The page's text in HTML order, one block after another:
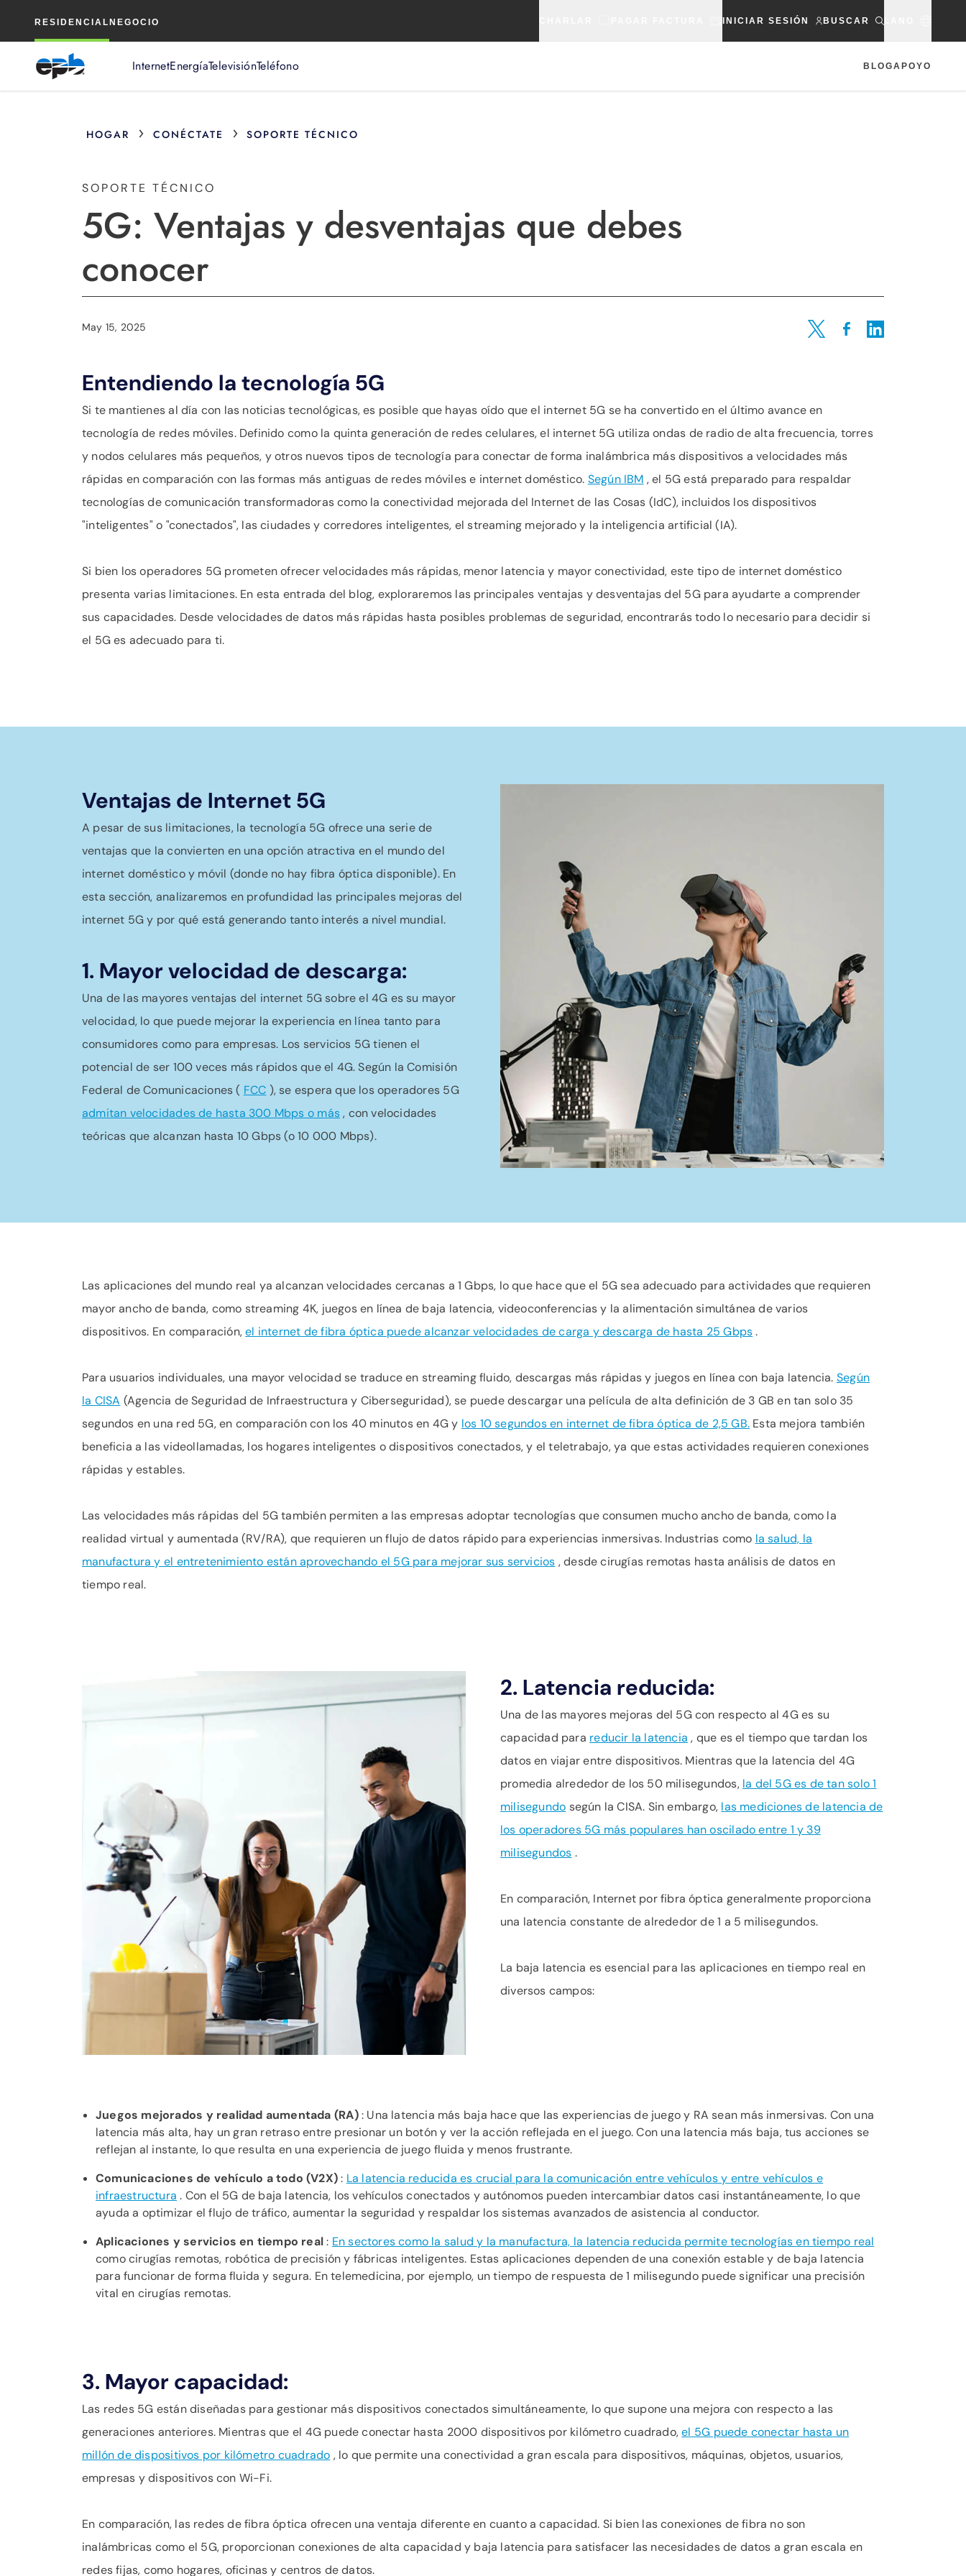
RESIDENCIAL NEGOCIO INICIAR SESIÓN BUSCAR
InternetEnergíaTelevisiónTeléfono BLOGAPOYO
principal
HOGAR › CONÉCTATE › SOPORTE TÉCNICO
SOPORTE TÉCNICO
5G: Ventajas y desventajas que debes
conocer
May 15, 2025 Share on Twitter
Share on Facebook
Share on LinkedIn
Entendiendo la tecnología 5G
Si te mantienes al día con las noticias tecnológicas, es posible que hayas oído que el internet 5G se ha convertido en el último avance en
tecnología de redes móviles. Definido como la quinta generación de redes celulares, el internet 5G utiliza ondas de radio de alta frecuencia, torres
y nodos celulares más pequeños, y otros nuevos tipos de tecnología para conectar de forma inalámbrica más dispositivos a velocidades más
rápidas en comparación con las formas más antiguas de redes móviles e internet doméstico. Según IBM , el 5G está preparado para respaldar
tecnologías de comunicación transformadoras como la conectividad mejorada del Internet de las Cosas (IdC), incluidos los dispositivos
"inteligentes" o "conectados", las ciudades y corredores inteligentes, el streaming mejorado y la inteligencia artificial (IA).
Si bien los operadores 5G prometen ofrecer velocidades más rápidas, menor latencia y mayor conectividad, este tipo de internet doméstico
presenta varias limitaciones. En esta entrada del blog, exploraremos las principales ventajas y desventajas del 5G para ayudarte a comprender
sus capacidades. Desde velocidades de datos más rápidas hasta posibles problemas de seguridad, encontrarás todo lo necesario para decidir si
el 5G es adecuado para ti.
Ventajas de Internet 5G
A pesar de sus limitaciones, la tecnología 5G ofrece una serie de
ventajas que la convierten en una opción atractiva en el mundo del
internet doméstico y móvil (donde no hay fibra óptica disponible). En
esta sección, analizaremos en profundidad las principales mejoras del
internet 5G y por qué está generando tanto interés a nivel mundial.
1. Mayor velocidad de descarga:
Una de las mayores ventajas del internet 5G sobre el 4G es su mayor
velocidad, lo que puede mejorar la experiencia en línea tanto para
consumidores como para empresas. Los servicios 5G tienen el
potencial de ser 100 veces más rápidos que el 4G. Según la Comisión
Federal de Comunicaciones ( FCC ), se espera que los operadores 5G
admitan velocidades de hasta 300 Mbps o más, con velocidades
teóricas que alcanzan hasta 10 Gbps (o 10 000 Mbps).
Las aplicaciones del mundo real ya alcanzan velocidades cercanas a 1 Gbps, lo que hace que el 5G sea adecuado para actividades que requieren
mayor ancho de banda, como streaming 4K, juegos en línea de baja latencia, videoconferencias y la alimentación simultánea de varios
dispositivos. En comparación,el internet de fibra óptica puede alcanzar velocidades de carga y descarga de hasta 25 Gbps.
Para usuarios individuales, una mayor velocidad se traduce en streaming fluido, descargas más rápidas y juegos en línea con baja latencia. Según
la CISA (Agencia de Seguridad de Infraestructura y Ciberseguridad), se puede descargar una película de alta definición de 3 GB en tan solo 35
segundos en una red 5G, en comparación con los 40 minutos en 4G y los 10 segundos en internet de fibra óptica de 2,5 GB.Esta mejora también
beneficia a las videollamadas, los hogares inteligentes o dispositivos conectados, y el teletrabajo, ya que estas actividades requieren conexiones
rápidas y estables.
Las velocidades más rápidas del 5G también permiten a las empresas adoptar tecnologías que consumen mucho ancho de banda, como la
realidad virtual y aumentada (RV/RA), que requieren un flujo de datos rápido para experiencias inmersivas. Industrias como la salud, la
manufactura y el entretenimiento están aprovechando el 5G para mejorar sus servicios , desde cirugías remotas hasta análisis de datos en
tiempo real.
2. Latencia reducida:
Una de las mayores mejoras del 5G con respecto al 4G es su
capacidad para reducir la latencia , que es el tiempo que tardan los
datos en viajar entre dispositivos. Mientras que la latencia del 4G
promedia alrededor de los 50 milisegundos, la del 5G es de tan solo 1
milisegundo según la CISA. Sin embargo, las mediciones de latencia de
los operadores 5G más populares han oscilado entre 1 y 39
milisegundos .
En comparación, Internet por fibra óptica generalmente proporciona
una latencia constante de alrededor de 1 a 5 milisegundos.
La baja latencia es esencial para las aplicaciones en tiempo real en
diversos campos:
Juegos mejorados y realidad aumentada (RA): Una latencia más baja hace que las experiencias de juego y RA sean más inmersivas. Con una
latencia más alta, hay un gran retraso entre presionar un botón y ver la acción reflejada en el juego. Con una latencia más baja, tus acciones se
reflejan al instante, lo que resulta en una experiencia de juego fluida y menos frustrante.
Comunicaciones de vehículo a todo (V2X): La latencia reducida es crucial para la comunicación entre vehículos y entre vehículos e
infraestructura . Con el 5G de baja latencia, los vehículos conectados y autónomos pueden intercambiar datos casi instantáneamente, lo que
ayuda a optimizar el flujo de tráfico, aumentar la seguridad y respaldar los sistemas avanzados de asistencia al conductor.
Aplicaciones y servicios en tiempo real: En sectores como la salud y la manufactura, la latencia reducida permite tecnologías en tiempo real
como cirugías remotas, robótica de precisión y fábricas inteligentes. Estas aplicaciones dependen de una conexión estable y de baja latencia
para funcionar de forma fluida y segura. En telemedicina, por ejemplo, un tiempo de respuesta de 1 milisegundo puede significar una precisión
vital en cirugías remotas.
3. Mayor capacidad:
Las redes 5G están diseñadas para gestionar más dispositivos conectados simultáneamente, lo que supone una mejora con respecto a las
generaciones anteriores. Mientras que el 4G puede conectar hasta 2000 dispositivos por kilómetro cuadrado,el 5G puede conectar hasta un
millón de dispositivos por kilómetro cuadrado , lo que permite una conectividad a gran escala para dispositivos, máquinas, objetos, usuarios,
empresas y dispositivos con Wi-Fi.
En comparación, las redes de fibra óptica ofrecen una ventaja diferente en cuanto a capacidad. Si bien las conexiones de fibra no son
inalámbricas como el 5G, proporcionan conexiones de alta capacidad y baja latencia para satisfacer las necesidades de datos a gran escala en
redes fijas, como hogares, oficinas y centros de datos.